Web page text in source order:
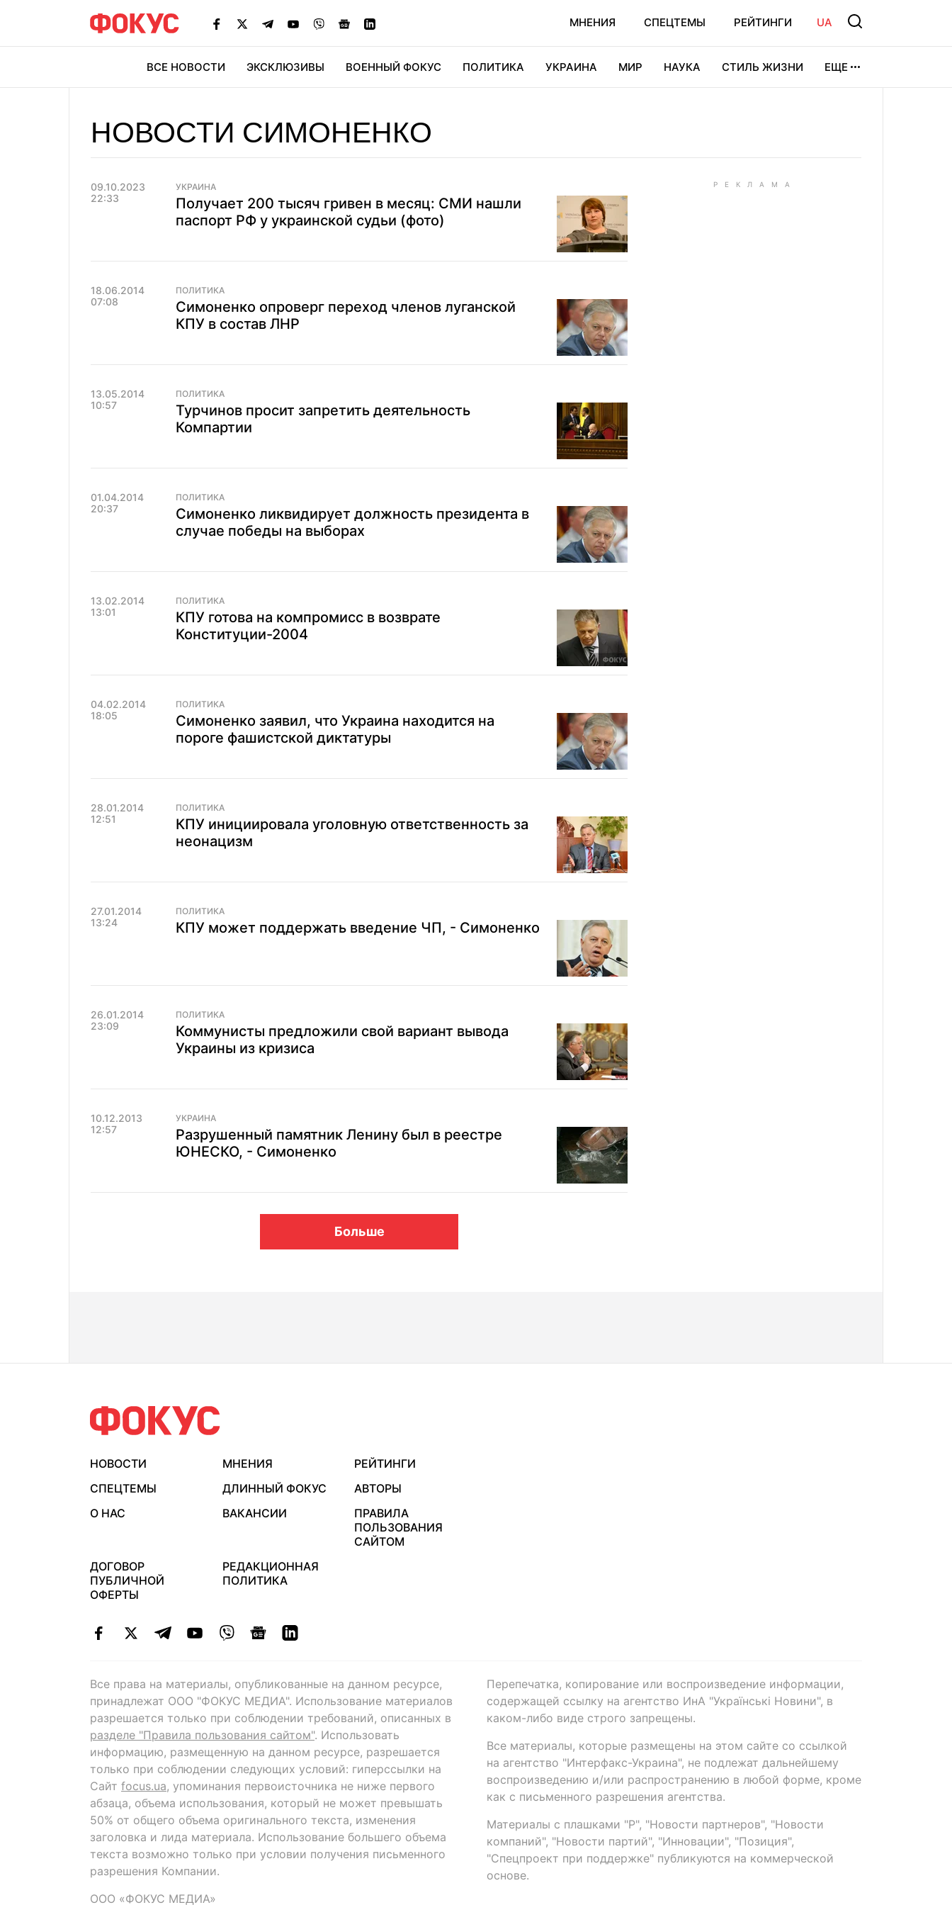
МНЕНИЯ СПЕЦТЕМЫ РЕЙТИНГИ UA
ВСЕ НОВОСТИ ЭКСКЛЮЗИВЫ ВОЕННЫЙ ФОКУС ПОЛИТИКА УКРАИНА МИР НАУКА СТИЛЬ ЖИЗНИ ЕЩЕ
НОВОСТИ СИМОНЕНКО
09.10.2023
22:33
УКРАИНА
Получает 200 тысяч гривен в месяц: СМИ нашли
паспорт РФ у украинской судьи (фото)
18.06.2014
07:08
ПОЛИТИКА
Симоненко опроверг переход членов луганской
КПУ в состав ЛНР
13.05.2014
10:57
ПОЛИТИКА
Турчинов просит запретить деятельность
Компартии
01.04.2014
20:37
ПОЛИТИКА
Симоненко ликвидирует должность президента в
случае победы на выборах
13.02.2014
13:01
ПОЛИТИКА
КПУ готова на компромисс в возврате
Конституции-2004
04.02.2014
18:05
ПОЛИТИКА
Симоненко заявил, что Украина находится на
пороге фашистской диктатуры
28.01.2014
12:51
ПОЛИТИКА
КПУ инициировала уголовную ответственность за
неонацизм
27.01.2014
13:24
ПОЛИТИКА
КПУ может поддержать введение ЧП, - Симоненко
26.01.2014
23:09
ПОЛИТИКА
Коммунисты предложили свой вариант вывода
Украины из кризиса
10.12.2013
12:57
УКРАИНА
Разрушенный памятник Ленину был в реестре
ЮНЕСКО, - Симоненко
Больше
НОВОСТИ МНЕНИЯ
РЕЙТИНГИ
СПЕЦТЕМЫ
ДЛИННЫЙ ФОКУС
АВТОРЫ
О НАС
ВАКАНСИИ
ПРАВИЛА
ПОЛЬЗОВАНИЯ
САЙТОМ
ДОГОВОР
ПУБЛИЧНОЙ
ОФЕРТЫ
РЕДАКЦИОННАЯ
ПОЛИТИКА
Все права на материалы, опубликованные на данном ресурсе,
принадлежат ООО "ФОКУС МЕДИА". Использование материалов
разрешается только при соблюдении требований, описанных в
разделе "Правила пользования сайтом". Использовать
информацию, размещенную на данном ресурсе, разрешается
только при соблюдении следующих условий: гиперссылки на
Сайт focus.ua, упоминания первоисточника не ниже первого
абзаца, объема использования, который не может превышать
50% от общего объема оригинального текста, изменения
заголовка и лида материала. Использование большего объема
текста возможно только при условии получения письменного
разрешения Компании.
ООО «ФОКУС МЕДИА»
Перепечатка, копирование или воспроизведение информации,
содержащей ссылку на агентство ИнА "Українські Новини", в
каком-либо виде строго запрещены.
Все материалы, которые размещены на этом сайте со ссылкой
на агентство "Интерфакс-Украина", не подлежат дальнейшему
воспроизведению и/или распространению в любой форме, кроме
как с письменного разрешения агентства.
Материалы с плашками "Р", "Новости партнеров", "Новости
компаний", "Новости партий", "Инновации", "Позиция",
"Спецпроект при поддержке" публикуются на коммерческой
основе.